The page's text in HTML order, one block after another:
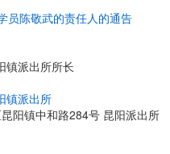
员陈敬武的责任人的通告
镇派出所所长
镇派出所
阳镇中和路284号 昆阳派出所